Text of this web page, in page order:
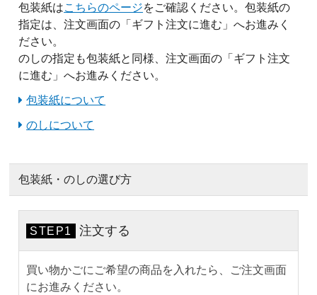
包装紙はこちらのページをご確認ください。包装紙の
指定は、注文画面の「ギフト注文に進む」へお進みく
ださい。
のしの指定も包装紙と同様、注文画面の「ギフト注文
に進む」へお進みください。
包装紙について
のしについて
包装紙・のしの選び方
STEP1 注文する
買い物かごにご希望の商品を入れたら、ご注文画面
にお進みください。